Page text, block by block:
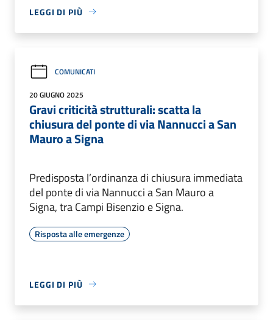
LEGGI DI PIÙ
COMUNICATI
20 GIUGNO 2025
Gravi criticità strutturali: scatta la
chiusura del ponte di via Nannucci a San
Mauro a Signa
Predisposta l’ordinanza di chiusura immediata
del ponte di via Nannucci a San Mauro a
Signa, tra Campi Bisenzio e Signa.
Risposta alle emergenze
LEGGI DI PIÙ